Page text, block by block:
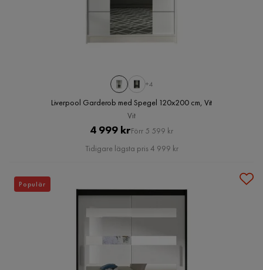
+4
Liverpool Garderob med Spegel 120x200 cm, Vit
Vit
Pris
4 999 krOriginal
Pris
Förr 5 599 kr
Tidigare lägsta pris 4 999 kr
Populär